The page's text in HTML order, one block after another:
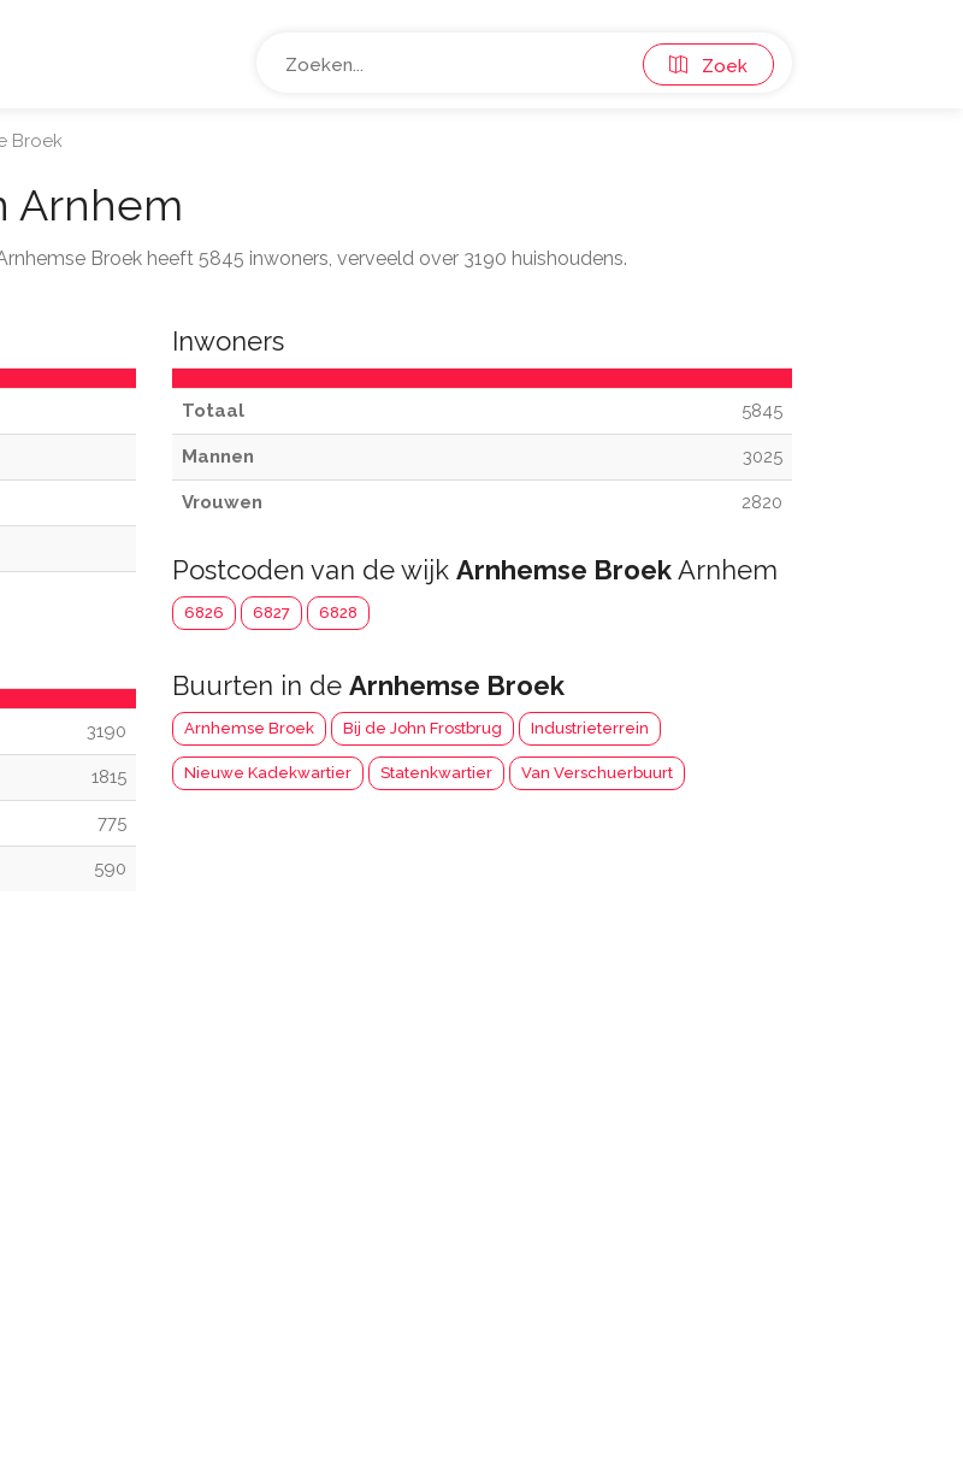
Zoek
Broek
Arnhem
Broek heeft 5845 inwoners, verveeld over 3190 huishoudens.
3190
1815
775
590
Inwoners
Totaal 5845
Mannen 3025
Vrouwen 2820
Postcoden van de wijk Arnhemse BroekArnhem
6826 6827 6828
Buurten in de Arnhemse Broek
Arnhemse Broek Bij de John Frostbrug Industrieterrein
Nieuwe Kadekwartier Statenkwartier Van Verschuerbuurt